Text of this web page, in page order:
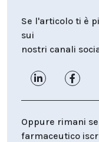
Se l'articolo ti è
sui
nostri canali
Oppure rimani
farmaceutico